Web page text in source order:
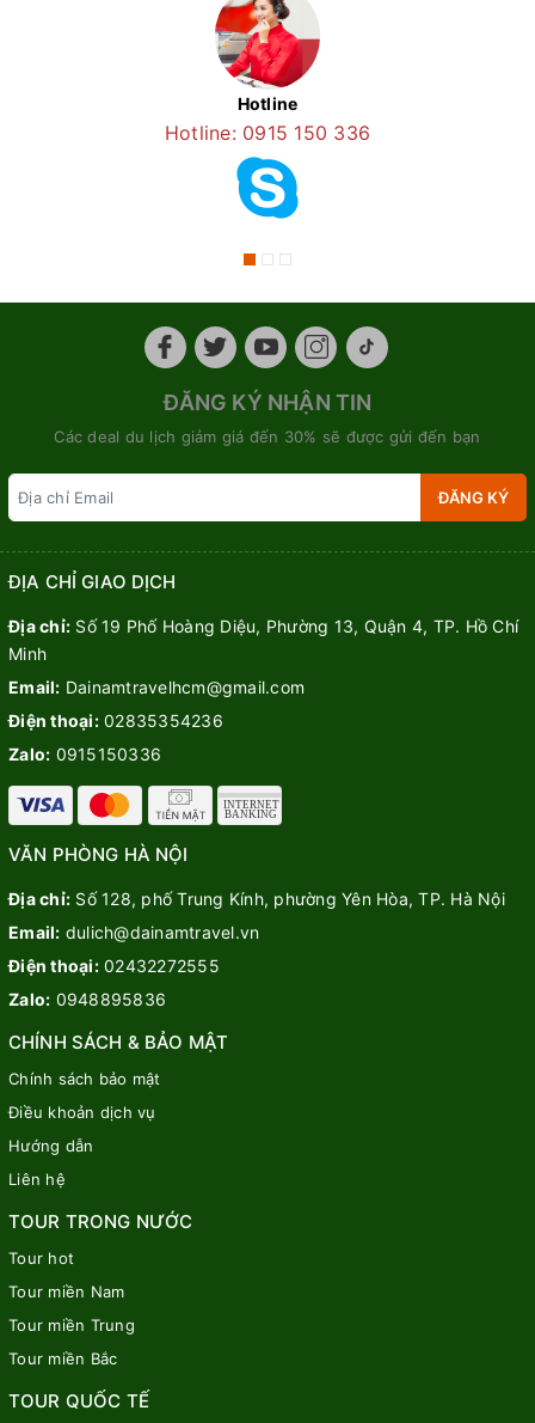
Hotline
Hotline: 0915 150 336
ĐĂNG KÝ NHẬN TIN
Các deal du lịch giảm giá đến 30% sẽ được gửi đến bạn
ĐĂNG KÝ
ĐỊA CHỈ GIAO DỊCH
Địa chỉ: Số 19 Phố Hoàng Diệu, Phường 13, Quận 4, TP. Hồ Chí
Minh
Email: Dainamtravelhcm@gmail.com
Điện thoại: 02835354236
Zalo: 0915150336
VĂN PHÒNG HÀ NỘI
Địa chỉ: Số 128, phố Trung Kính, phường Yên Hòa, TP. Hà Nội
Email: dulich@dainamtravel.vn
Điện thoại: 02432272555
Zalo: 0948895836
CHÍNH SÁCH & BẢO MẬT
Chính sách bảo mật
Điều khoản dịch vụ
Hướng dẫn
Liên hệ
TOUR TRONG NƯỚC
Tour hot
Tour miền Nam
Tour miền Trung
Tour miền Bắc
TOUR QUỐC TẾ